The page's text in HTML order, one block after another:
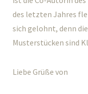
des letzten Jahres
sich gelohnt, denn
Musterstücken sind
Liebe Grüße von